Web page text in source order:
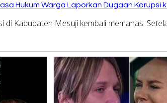
Hukum Warga Laporkan Dugaan Korupsi
Kabupaten Mesuji kembali memanas.